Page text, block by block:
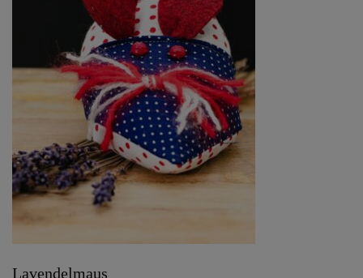
Lavendelmaus